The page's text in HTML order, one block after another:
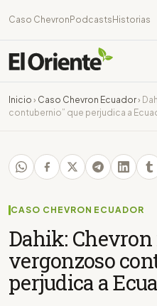
Caso Chevron Podcasts Historias
Inicio › Caso Chevron Ecuador›
contubernio” que perjudica a
CASO CHEVRON ECUADOR
Dahik: Chevron
vergonzoso
perjudica a